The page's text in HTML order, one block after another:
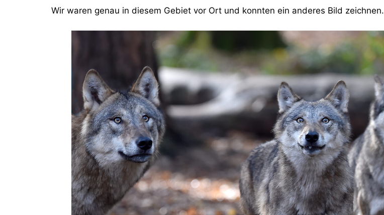
Wir waren genau in diesem Gebiet vor Ort und konnten ein anderes Bild zeichnen.